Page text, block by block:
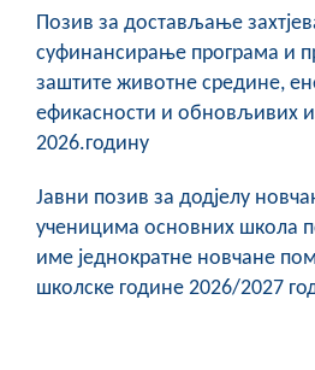
Позив за достављање
суфинансирање програма и
заштите животне средине,
ефикасности и обновљивих
2026.годину
Јавни позив за додјелу
ученицима основних школа
име једнократне новчане
школске године 2026/2027